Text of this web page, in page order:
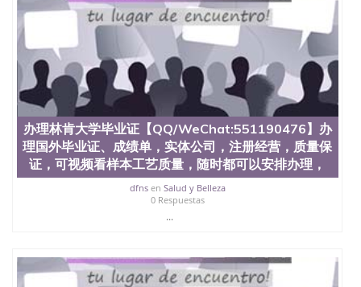
士做文凭/购买澳洲大学毕业证成绩单假文凭学历办
理伯明翰大学毕业证【QQ/WeChat:551190476】办理
国外毕业证、成绩单，实体公司，注册经营，质量保
证，可视频看样本工艺质量，随时都可以安排办理，
毕业证成绩单，学校，专业，学位，毕业时间都可以
根据客户要求安排办UBH成绩单。线上办理留信认证
（可查）WSE认证，University of Birmingham
办理林肯大学毕业证【QQ/WeChat:551190476】办
理国外毕业证、成绩单，实体公司，注册经营，质量保
证，可视频看样本工艺质量，随时都可以安排办理，
dfnsen Salud y Belleza
0 Respuestas
...